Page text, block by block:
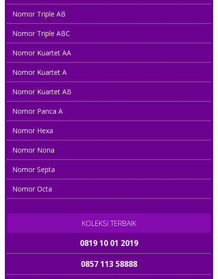
Nomor Triple AB
Nomor Triple ABC
Nomor Kuartet AA
Nomor Kuartet A
Nomor Kuartet AB
Nomor Panca A
Nomor Hexa
Nomor Nona
Nomor Septa
Nomor Octa
KOLEKSI TERBAIK
0819 10 01 2019
0857 113 58888